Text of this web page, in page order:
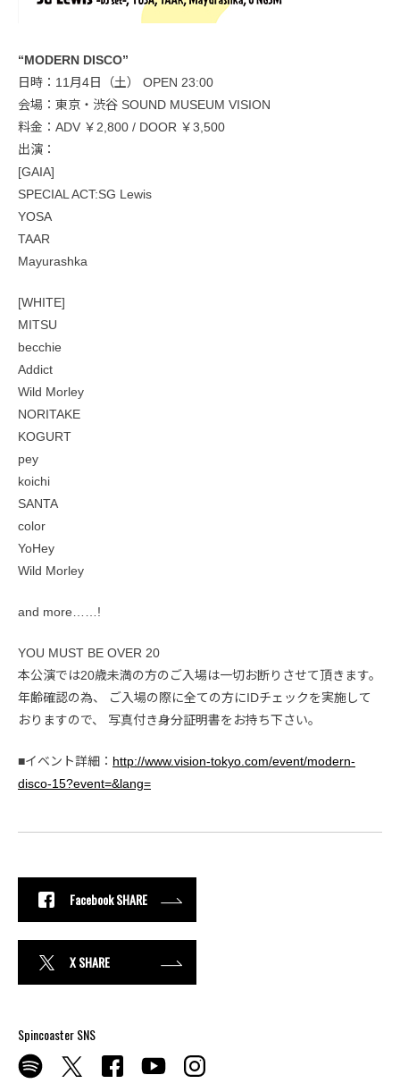
“MODERN DISCO”
日時：11月4日（土） OPEN 23:00
会場：東京・渋谷 SOUND MUSEUM VISION
料金：ADV ￥2,800 / DOOR ￥3,500
出演：
[GAIA]
SPECIAL ACT:SG Lewis
YOSA
TAAR
Mayurashka
[WHITE]
MITSU
becchie
Addict
Wild Morley
NORITAKE
KOGURT
pey
koichi
SANTA
color
YoHey
Wild Morley
and more……!
YOU MUST BE OVER 20
本公演では20歳未満の方のご入場は一切お断りさせて頂きます。
年齢確認の為、 ご入場の際に全ての方にIDチェックを実施して
おりますので、 写真付き身分証明書をお持ち下さい。
■イベント詳細： http://www.vision-tokyo.com/event/modern-
disco-15?event=&lang=
Facebook SHARE
X SHARE
Spincoaster SNS